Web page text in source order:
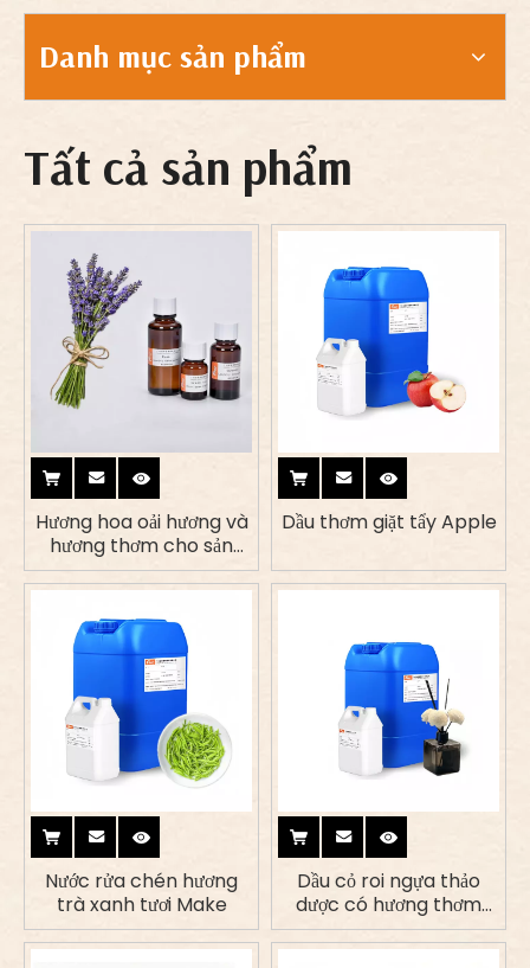
Danh mục sản phẩm
Tất cả sản phẩm
Hương hoa oải hương và
hương thơm cho sản
phẩm bột giặt
Dầu thơm giặt tẩy Apple
Nước rửa chén hương
trà xanh tươi Make
Dầu cỏ roi ngựa thảo
dược có hương thơm
tươi mát cho nến & máy
khuếch tán